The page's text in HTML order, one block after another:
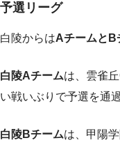
予選リーグ
白陵からはAチームとB
白陵Aチームは、雲雀
い戦いぶりで予選を通
白陵Bチームは、甲陽